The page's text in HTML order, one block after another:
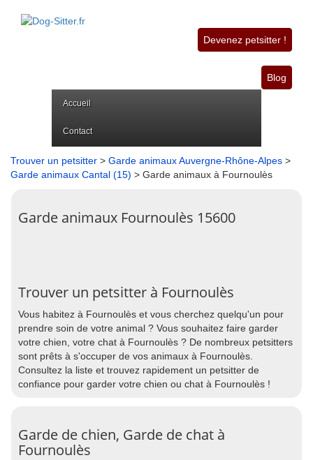
Devenez petsitter !
Blog
Accueil
Contact
Trouver un petsitter > Garde animaux Auvergne-Rhône-Alpes >
Garde animaux Cantal (15) > Garde animaux à Fournoulès
Garde animaux Fournoulès 15600
Trouver un petsitter à Fournoulès
Vous habitez à Fournoulès et vous cherchez quelqu'un pour
prendre soin de votre animal ? Vous souhaitez faire garder
votre chien, votre chat à Fournoulès ? De nombreux petsitters
sont prêts à s'occuper de vos animaux à Fournoulès.
Consultez la liste et trouvez rapidement un petsitter de
confiance pour garder votre chien ou chat à Fournoulès !
Garde de chien, Garde de chat à
Fournoulès